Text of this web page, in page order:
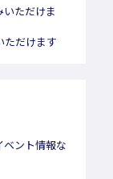
ただけま
ただけます
ント情報な